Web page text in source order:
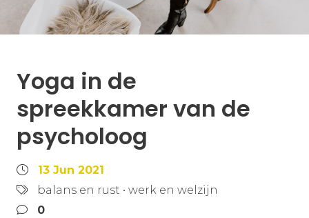
Yoga in de
spreekkamer van de
psycholoog
13 Jun 2021
balans en rust • werk en welzijn
0